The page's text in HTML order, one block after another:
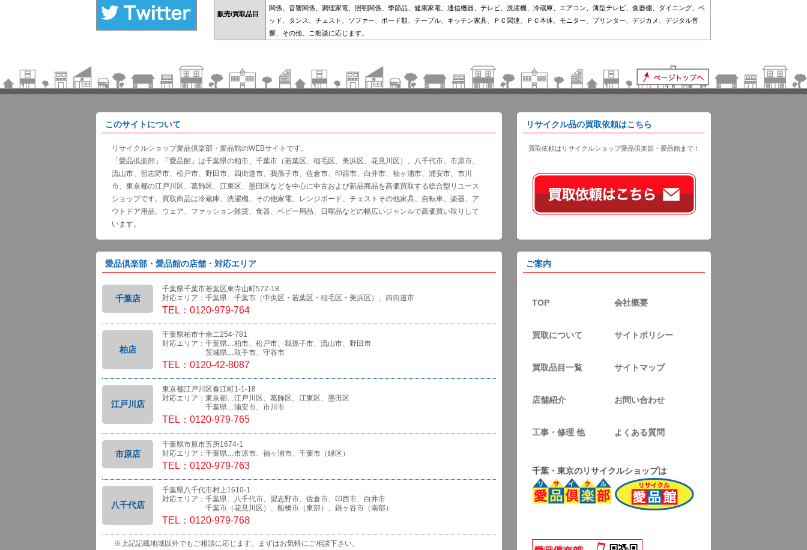
販売/買取品目
関係、音響関係、調理家電、照明関係、季節品、健康家電、通信機器、テレビ、洗濯機、冷蔵庫、エアコン、薄型テレビ、食器棚、ダイニング、ベ
ッド、タンス、チェスト、ソファー、ボード類、テーブル、キッチン家具、ＰＣ関連、ＰＣ本体、モニター、プリンター、デジカメ、デジタル音
響、その他、ご相談に応じます。
このサイトについて
リサイクルショップ愛品倶楽部・愛品館のWEBサイトです。
「愛品倶楽部」「愛品館」は千葉県の柏市、千葉市（若葉区、稲毛区、美浜区、花見川区）、八千代市、市原市、
流山市、習志野市、松戸市、野田市、四街道市、我孫子市、佐倉市、印西市、白井市、袖ヶ浦市、浦安市、市川
市、東京都の江戸川区、葛飾区、江東区、墨田区などを中心に中古および新品商品を高価買取する総合型リユース
ショップです。買取商品は冷蔵庫、洗濯機、その他家電、レンジボード、チェストその他家具、自転車、楽器、ア
ウトドア用品、ウェア、ファッション雑貨、食器、ベビー用品、日曜品などの幅広いジャンルで高価買い取りして
います。
リサイクル品の買取依頼はこちら
買取依頼はリサイクルショップ愛品倶楽部・愛品館まで！
愛品倶楽部・愛品館の店舗・対応エリア
千葉店
千葉県千葉市若葉区東寺山町572-18
対応エリア：千葉県…千葉市（中央区・若葉区・稲毛区・美浜区）、四街道市
TEL：0120-979-764
柏店
千葉県柏市十余二254-781
対応エリア：千葉県…柏市、松戸市、我孫子市、流山市、野田市
茨城県…取手市、守谷市
TEL：0120-42-8087
江戸川店
東京都江戸川区春江町1-1-18
対応エリア：東京都…江戸川区、葛飾区、江東区、墨田区
千葉県…浦安市、市川市
TEL：0120-979-765
市原店
千葉県市原市五所1674-1
対応エリア：千葉県…市原市、袖ヶ浦市、千葉市（緑区）
TEL：0120-979-763
八千代店
千葉県八千代市村上1610-1
対応エリア：千葉県…八千代市、習志野市、佐倉市、印西市、白井市
千葉市（花見川区）、船橋市（東部）、鎌ヶ谷市（南部）
TEL：0120-979-768
※上記記載地域以外でもご相談に応じます。まずはお気軽にご相談下さい。
ご案内
TOP 会社概要
買取について サイトポリシー
買取品目一覧 サイトマップ
店舗紹介 お問い合わせ
工事・修理 他 よくある質問
千葉・東京のリサイクルショップは